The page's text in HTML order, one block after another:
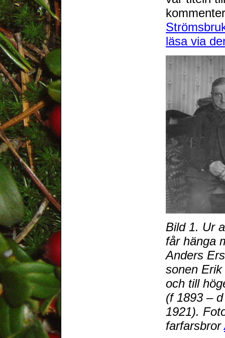
läsa via
Bild 1. Ur
får hänga
Anders
sonen
och till
(f 1893 –
1921).
farfarsbror